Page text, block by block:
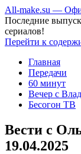
All-make.su —
Последние
сериалов!
Перейти к
Главная
Передачи
60 минут
Вечер с
Бесогон ТВ
Вести с
19.04.2025